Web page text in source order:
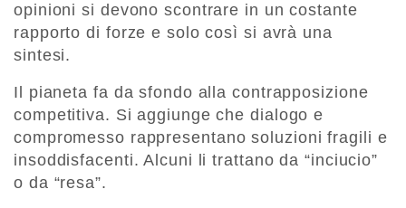
opinioni si devono scontrare in un costante
rapporto di forze e solo così si avrà una
sintesi.
Il pianeta fa da sfondo alla contrapposizione
competitiva. Si aggiunge che dialogo e
compromesso rappresentano soluzioni fragili e
insoddisfacenti. Alcuni li trattano da “inciucio”
o da “resa”.